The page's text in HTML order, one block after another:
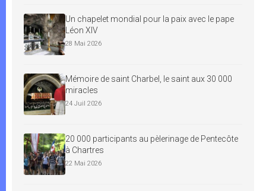
Un chapelet mondial pour la paix avec le pape
Léon XIV
28 Mai 2026
Mémoire de saint Charbel, le saint aux 30 000
miracles
24 Juil 2026
20 000 participants au pèlerinage de Pentecôte
à Chartres
22 Mai 2026